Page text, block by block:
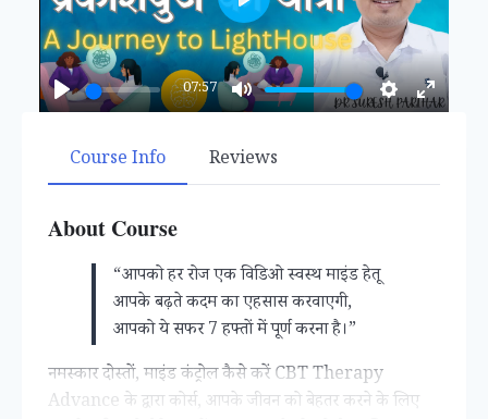
Play
07:57
Mute Settings
Enter
Play
Course Info Reviews
About Course
“आपको हर रोज एक विडिओ स्वस्थ माइंड हेतू
आपके बढ़ते कदम का एहसास करवाएगी,
आपको ये सफर 7 हफ्तों में पूर्ण करना है।”
नमस्कार दोस्तों, माइंड कंट्रोल कैसे करें CBT Therapy
Advance के द्वारा कोर्स, आपके जीवन को बेहतर करने के लिए